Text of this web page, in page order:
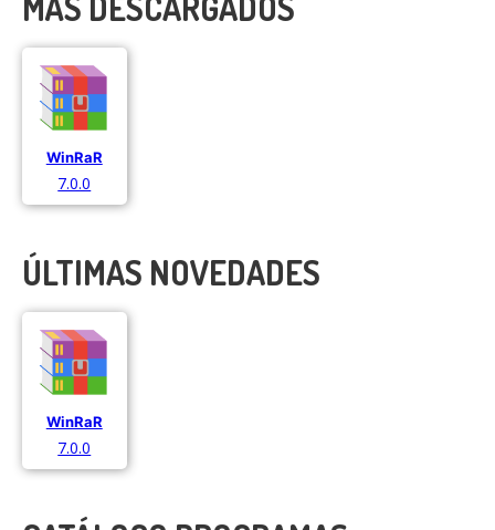
WinRaR
7.0.0
ÚLTIMAS NOVEDADES
WinRaR
7.0.0